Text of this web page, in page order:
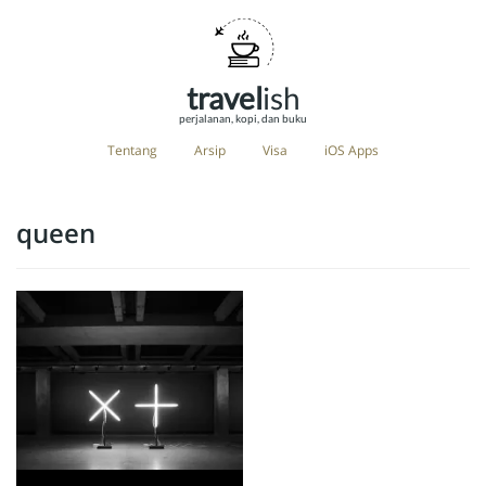
travelish
perjalanan, kopi, dan buku
Tentang Arsip Visa iOS Apps
queen